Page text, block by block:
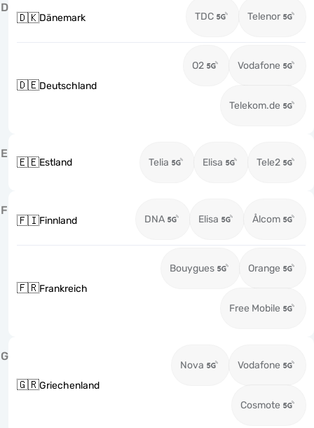
D
🇩🇰Dänemark TDC Telenor
🇩🇪Deutschland
O2 Vodafone
Telekom.de
E
🇪🇪Estland Telia Elisa Tele2
F
🇫🇮Finnland DNA Elisa Ålcom
🇫🇷Frankreich
Bouygues Orange
Free Mobile
G
🇬🇷Griechenland
Nova Vodafone
Cosmote